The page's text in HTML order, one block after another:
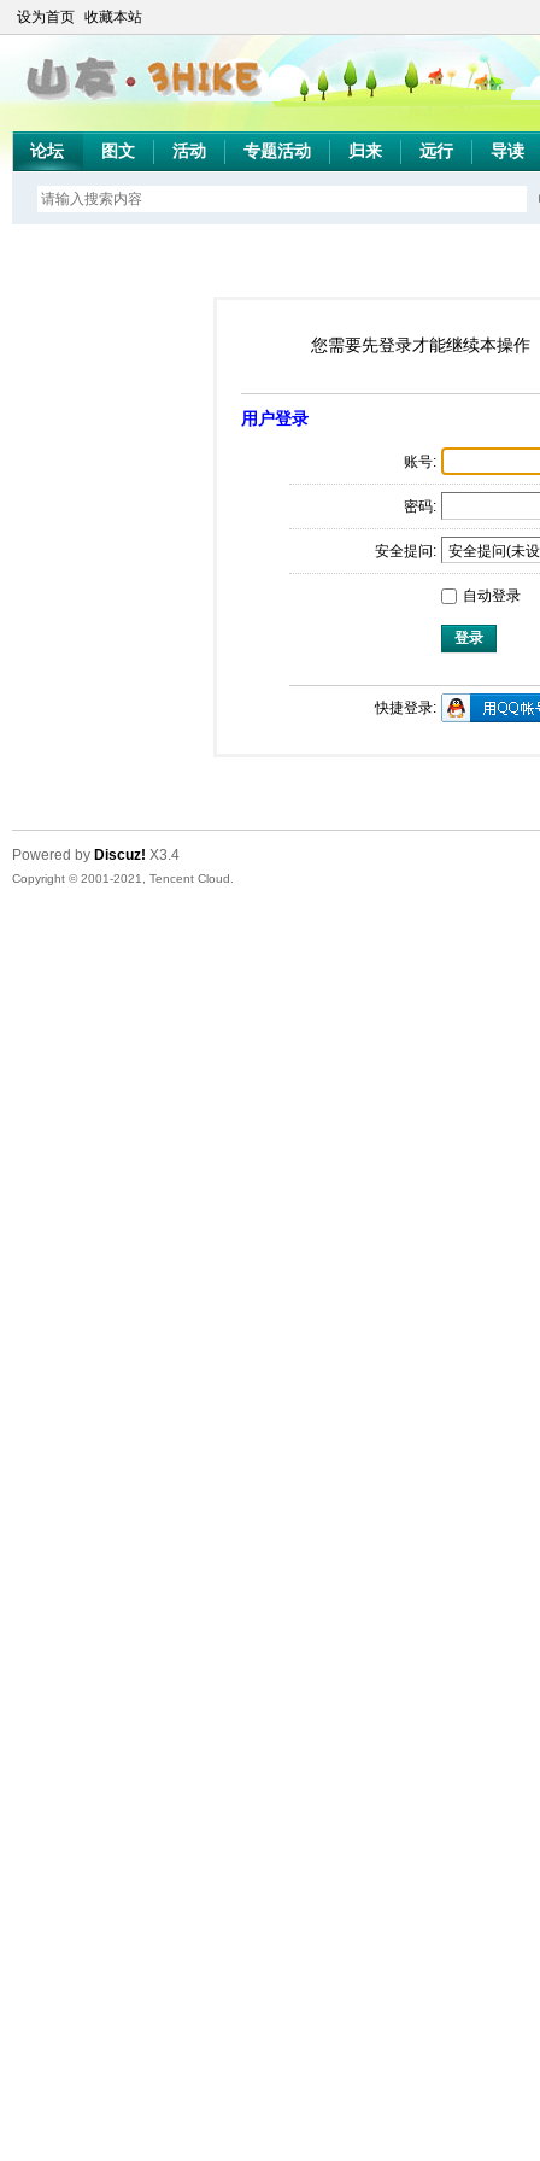
设为首页 收藏本站
论坛 图文 活动 专题活动 归来 远行 导读
您需要先登录才能继续本操作
用户登录
账号:
密码:
安全提问:
自动登录
登录
快捷登录:
Powered by Discuz! X3.4
Copyright © 2001-2021, Tencent Cloud.